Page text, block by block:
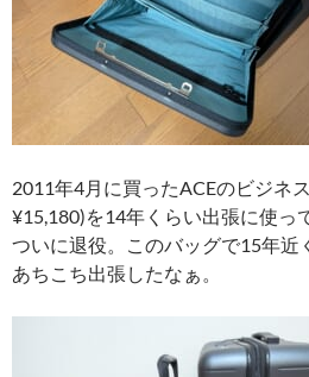
2011年4月に買ったACEのビジネ
¥15,180)を14年くらい出張に使っ
ついに退役。このバッグで15年近
あちこち出張したなぁ。